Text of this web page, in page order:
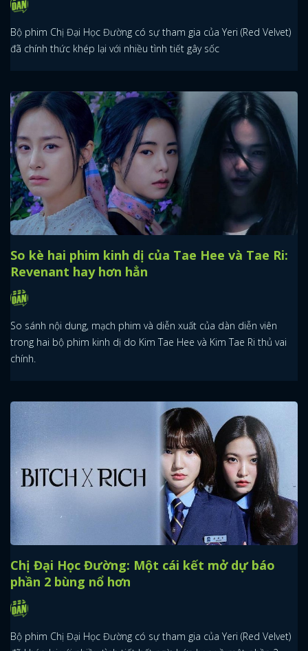
Bộ phim Chị Đại Học Đường có sự tham gia của Yeri (Red Velvet)
đã chính thức khép lại với nhiều tình tiết gây sốc
So kè hai phim kinh dị của Tae Hee và Tae Ri:
Revenant hay hơn hẳn
So sánh nội dung, mạch phim và diễn xuất của dàn diễn viên
trong hai bộ phim kinh dị do Kim Tae Hee và Kim Tae Ri thủ vai
chính.
Chị Đại Học Đường: Một cái kết mở dự báo
phần 2 bùng nổ hơn
Bộ phim Chị Đại Học Đường có sự tham gia của Yeri (Red Velvet)